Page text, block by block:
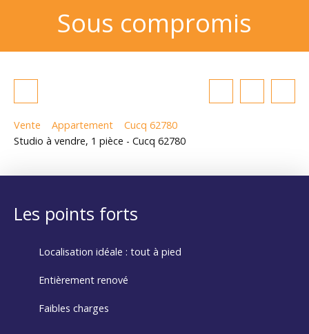
Sous compromis
Vente Appartement
Cucq 62780
Studio à vendre, 1 pièce - Cucq 62780
Les points forts
Localisation idéale : tout à pied
Entièrement renové
Faibles charges